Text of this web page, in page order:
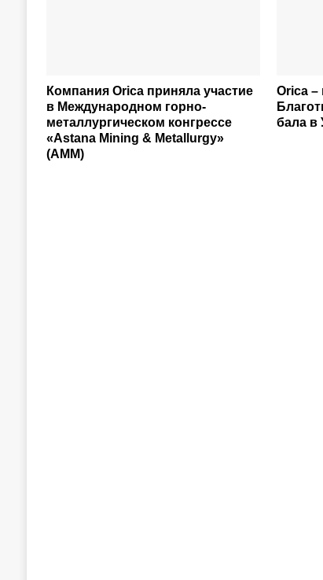
Компания Orica приняла участие
в Международном горно-
металлургическом конгрессе
«Astana Mining & Metallurgy»
(АММ)
Orica
бала в